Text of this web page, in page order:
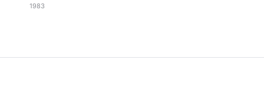
1983